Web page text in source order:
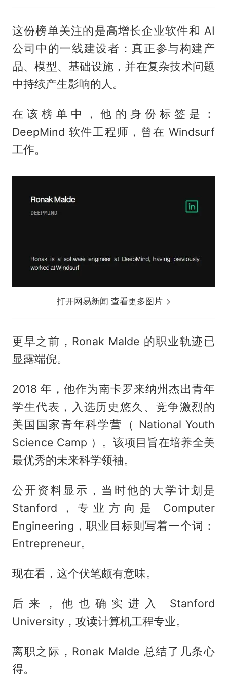
这份榜单关注的是高增长企业软件和 AI
公司中的一线建设者：真正参与构建产
品、模型、基础设施，并在复杂技术问题
中持续产生影响的人。
在该榜单中，他的身份标签是：
DeepMind 软件工程师，曾在 Windsurf
工作。
打开网易新闻 查看更多图片
更早之前，Ronak Malde 的职业轨迹已
显露端倪。
2018 年，他作为南卡罗来纳州杰出青年
学生代表，入选历史悠久、竞争激烈的
美国国家青年科学营（ National Youth
Science Camp ）。该项目旨在培养全美
最优秀的未来科学领袖。
公开资料显示，当时他的大学计划是
Stanford，专业方向是 Computer
Engineering，职业目标则写着一个词：
Entrepreneur。
现在看，这个伏笔颇有意味。
后来，他也确实进入 Stanford
University，攻读计算机工程专业。
离职之际，Ronak Malde 总结了几条心
得。